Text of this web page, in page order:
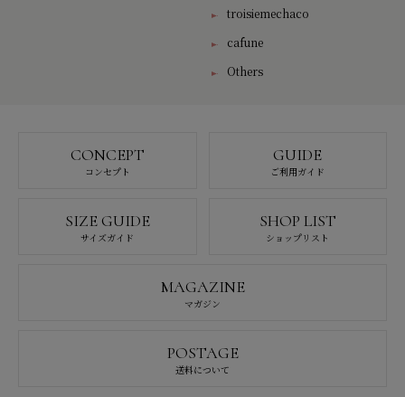
troisiemechaco
cafune
Others
CONCEPT
コンセプト
GUIDE
ご利用ガイド
SIZE GUIDE
サイズガイド
SHOP LIST
ショップリスト
MAGAZINE
マガジン
POSTAGE
送料について